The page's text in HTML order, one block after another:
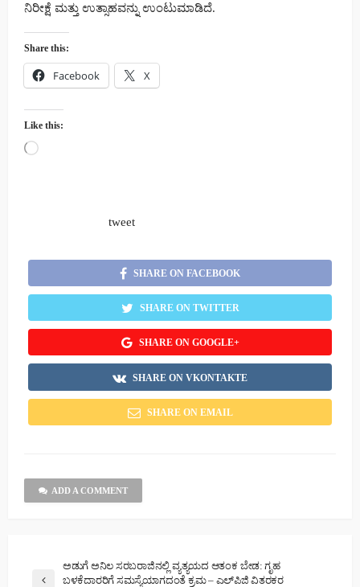
ನಿರೀಕ್ಷೆ ಮತ್ತು ಉತ್ಸಾಹವನ್ನು ಉಂಟುಮಾಡಿದೆ.
Share this:
Facebook X
Like this:
Loading…
tweet
SHARE ON FACEBOOK
SHARE ON TWITTER
SHARE ON GOOGLE+
SHARE ON VKONTAKTE
SHARE ON EMAIL
ADD A COMMENT
ಅಡುಗೆ ಅನಿಲ ಸರಬರಾಜಿನಲ್ಲಿ ವ್ಯತ್ಯಯದ ಆತಂಕ ಬೇಡ: ಗೃಹ
ಬಳಕೆದಾರರಿಗೆ ಸಮಸ್ಯೆಯಾಗದಂತೆ ಕ್ರಮ – ಎಲ್‌ಪಿಜಿ ವಿತರಕರ